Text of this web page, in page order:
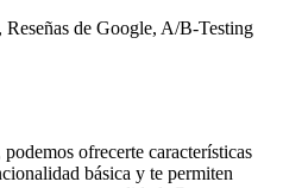
de Google, A/B-Testing
ofrecerte características
básica y te permiten